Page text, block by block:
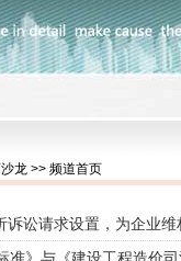
龙 >> 频道首页
讼请求设置，为企业维